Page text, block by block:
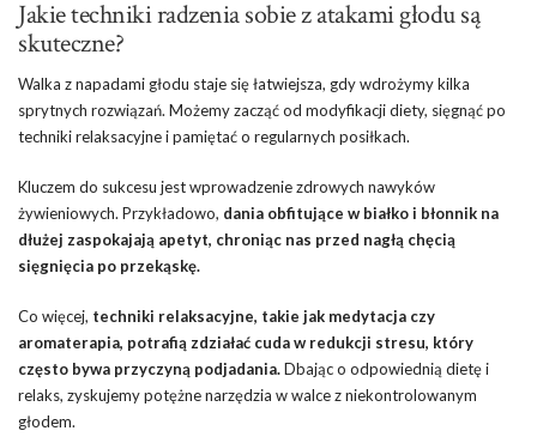
Jakie techniki radzenia sobie z atakami głodu są
skuteczne?
Walka z napadami głodu staje się łatwiejsza, gdy wdrożymy kilka
sprytnych rozwiązań. Możemy zacząć od modyfikacji diety, sięgnąć po
techniki relaksacyjne i pamiętać o regularnych posiłkach.
Kluczem do sukcesu jest wprowadzenie zdrowych nawyków
żywieniowych. Przykładowo, dania obfitujące w białko i błonnik na
dłużej zaspokajają apetyt, chroniąc nas przed nagłą chęcią
sięgnięcia po przekąskę.
Co więcej, techniki relaksacyjne, takie jak medytacja czy
aromaterapia, potrafią zdziałać cuda w redukcji stresu, który
często bywa przyczyną podjadania.Dbając o odpowiednią dietę i
relaks, zyskujemy potężne narzędzia w walce z niekontrolowanym
głodem.